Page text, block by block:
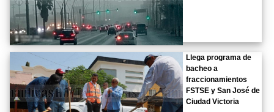
Llega programa de
bacheo a
fraccionamientos
FSTSE y San José de
Ciudad Victoria